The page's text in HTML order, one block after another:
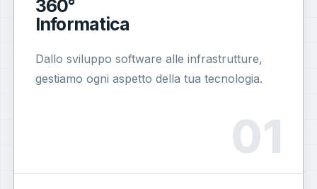
360°
Informatica
Dallo sviluppo software alle infrastrutture,
gestiamo ogni aspetto della tua tecnologia.